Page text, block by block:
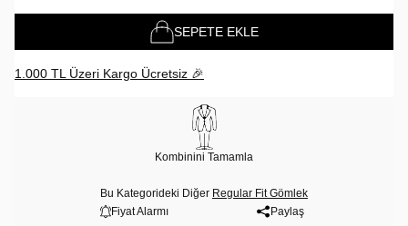
SEPETE EKLE
1.000 TL Üzeri Kargo Ücretsiz 🎉
Kombinini Tamamla
Bu Kategorideki Diğer Regular Fit Gömlek
Fiyat Alarmı
Paylaş